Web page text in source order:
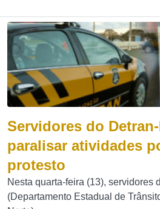
Servidores do
paralisar atividades
protesto
Nesta quarta-feira (13), servidores
(Departamento Estadual de